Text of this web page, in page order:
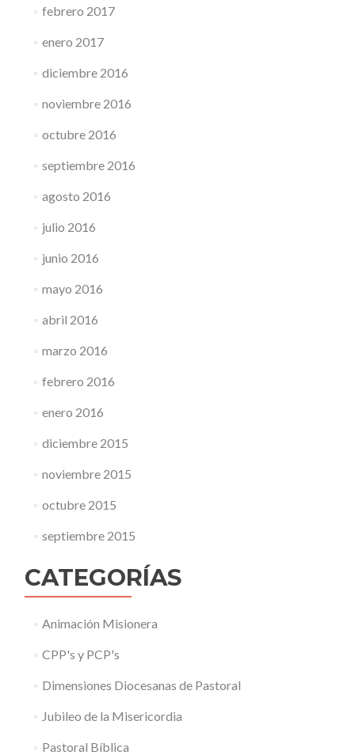
febrero 2017
enero 2017
diciembre 2016
noviembre 2016
octubre 2016
septiembre 2016
agosto 2016
julio 2016
junio 2016
mayo 2016
abril 2016
marzo 2016
febrero 2016
enero 2016
diciembre 2015
noviembre 2015
octubre 2015
septiembre 2015
CATEGORÍAS
Animación Misionera
CPP's y PCP's
Dimensiones Diocesanas de Pastoral
Jubileo de la Misericordia
Pastoral Bíblica